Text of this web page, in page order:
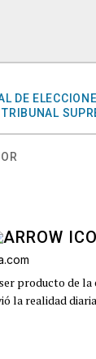
DE
TRIBUNAL
producto de la
la realidad